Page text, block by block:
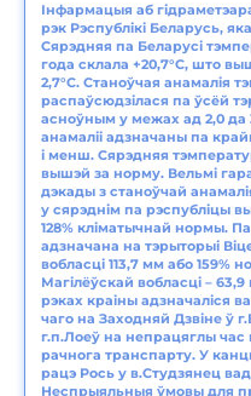
Інфармацыя аб
рэк Рэспублікі Беларусь,
Сярэдняя па Беларусі
года склала +20,7°С, што
2,7°С. Станоўчая анамалія
распаўсюдзілася па ўсёй
асноўным у межах ад 2,0
анамаліі адзначаны па
і менш. Сярэдняя
вышэй за норму. Вельмі
дэкады з станоўчай
у сярэднім па рэспубліцы
128% кліматычнай нормы.
адзначана на тэрыторыі
вобласці 113,7 мм або 159%
Магілёўскай вобласці –
рэках краіны адзначаліся
чаго на Заходняй Дзвіне ў
г.п.Лоеў на непрацяглы
рачнога транспарту. У
рацэ Рось у в.Студзянец
Неспрыяльныя ўмовы для